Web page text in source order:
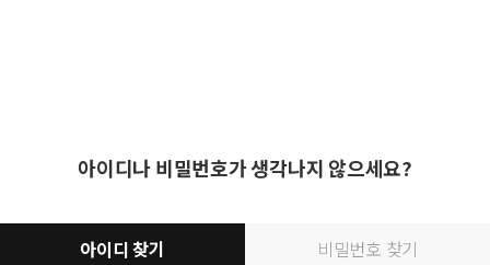
아이디나 비밀번호가 생각나지 않으세요?
아이디 찾기 비밀번호 찾기